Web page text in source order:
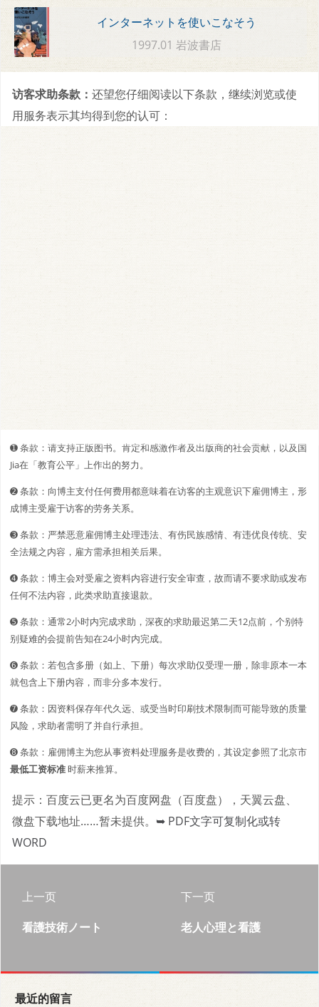
インターネットを使いこなそう
1997.01 岩波書店
访客求助条款： 还望您仔细阅读以下条款，继续浏览或使
用服务表示其均得到您的认可：
➊️ 条款：请支持正版图书。肯定和感激作者及出版商的社会贡献，以及国
Jia在「教育公平」上作出的努力。
➋️️ 条款：向博主支付任何费用都意味着在访客的主观意识下雇佣博主，形
成博主受雇于访客的劳务关系。
➌ 条款：严禁恶意雇佣博主处理违法、有伤民族感情、有违优良传统、安
全法规之内容，雇方需承担相关后果。
➍ 条款：博主会对受雇之资料内容进行安全审查，故而请不要求助或发布
任何不法内容，此类求助直接退款。
➎ 条款：通常2小时内完成求助，深夜的求助最迟第二天12点前，个别特
别疑难的会提前告知在24小时内完成。
➏ 条款：若包含多册（如上、下册）每次求助仅受理一册，除非原本一本
就包含上下册内容，而非分多本发行。
➐ 条款：因资料保存年代久远、或受当时印刷技术限制而可能导致的质量
风险，求助者需明了并自行承担。
➑ 条款：雇佣博主为您从事资料处理服务是收费的，其设定参照了北京市
最低工资标准时薪来推算。
提示：百度云已更名为百度网盘（百度盘），天翼云盘、
微盘下载地址……暂未提供。 ➥ PDF文字可复制化或转
WORD
上一页
看護技術ノート
下一页
老人心理と看護
最近的留言